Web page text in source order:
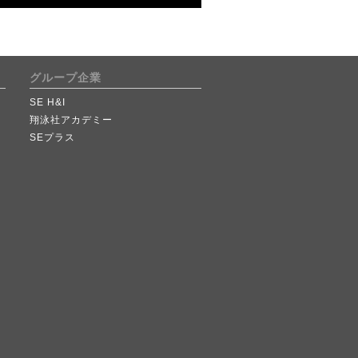
グループ企業
SE H&I
翔泳社アカデミー
SEプラス